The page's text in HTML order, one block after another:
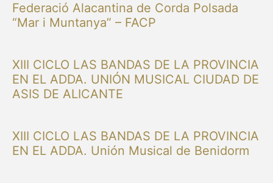
Federació Alacantina de Corda Polsada
“Mar i Muntanya” – FACP
XIII CICLO LAS BANDAS DE LA PROVINCIA
EN EL ADDA. UNIÓN MUSICAL CIUDAD DE
ASIS DE ALICANTE
XIII CICLO LAS BANDAS DE LA PROVINCIA
EN EL ADDA. Unión Musical de Benidorm